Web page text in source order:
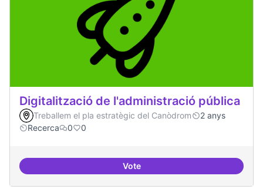
Digitalització de l'administració pública
Treballem el pla estratègic del Canòdrom
2 anys
Recerca
0 0
VoteDigitalització de l'administració